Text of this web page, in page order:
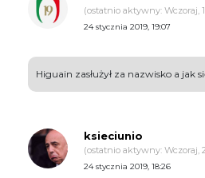
(ostatnio aktywny: Wczoraj,
24 stycznia 2019, 19:07
Higuain zasłużył za nazwisko a jak
ksieciunio
(ostatnio aktywny: Wczoraj,
24 stycznia 2019, 18:26